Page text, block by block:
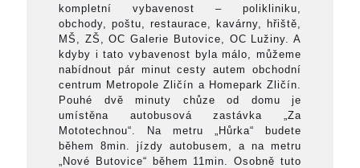
kompletní vybavenost – polikliniku,
obchody, poštu, restaurace, kavárny, hřiště,
MŠ, ZŠ, OC Galerie Butovice, OC Lužiny. A
kdyby i tato vybavenost byla málo, můžeme
nabídnout pár minut cesty autem obchodní
centrum Metropole Zličín a Homepark Zličín.
Pouhé dvě minuty chůze od domu je
umístěna autobusová zastávka „Za
Mototechnou“. Na metru „Hůrka“ budete
během 8min. jízdy autobusem, a na metru
„Nové Butovice“ během 11min. Osobně tuto